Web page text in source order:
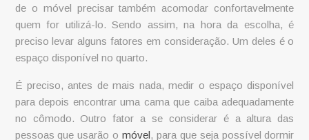
de o móvel precisar também acomodar confortavelmente
quem for utilizá-lo. Sendo assim, na hora da escolha, é
preciso levar alguns fatores em consideração. Um deles é o
espaço disponível no quarto.
É preciso, antes de mais nada, medir o espaço disponível
para depois encontrar uma cama que caiba adequadamente
no cômodo. Outro fator a se considerar é a altura das
pessoas que usarão omóvel , para que seja possível dormir